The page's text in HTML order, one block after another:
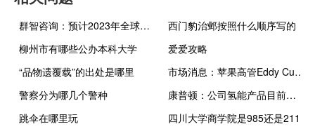
群智咨询：预计2023年全球电视市场出货规模下滑至2.15亿台 同比下降2.5%
西门豹治邺按照什么顺序写的
柳州市有哪些公办本科大学
爱爱攻略
“品物遗覆载”的出处是哪里
市场消息：苹果高管Eddy Cue将在谷歌反垄断审判中出席作证
警察分为哪几个警种
康普顿：公司氢能产品目前已形成销售现销售规模较小
跳伞在哪里玩
四川大学商学院是985还是211